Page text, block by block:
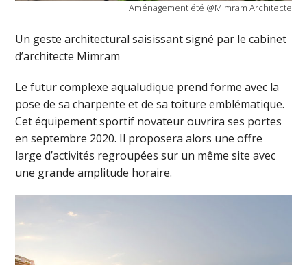
Aménagement été @Mimram Architecte
Un geste architectural saisissant signé par le cabinet
d’architecte Mimram
Le futur complexe aqualudique prend forme avec la
pose de sa charpente et de sa toiture emblématique.
Cet équipement sportif novateur ouvrira ses portes
en septembre 2020. Il proposera alors une offre
large d’activités regroupées sur un même site avec
une grande amplitude horaire.